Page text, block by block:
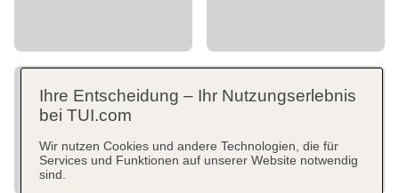
Ihre Entscheidung – Ihr Nutzungserlebnis
bei TUI.com
Wir nutzen Cookies und andere Technologien, die für
Services und Funktionen auf unserer Website notwendig
sind.